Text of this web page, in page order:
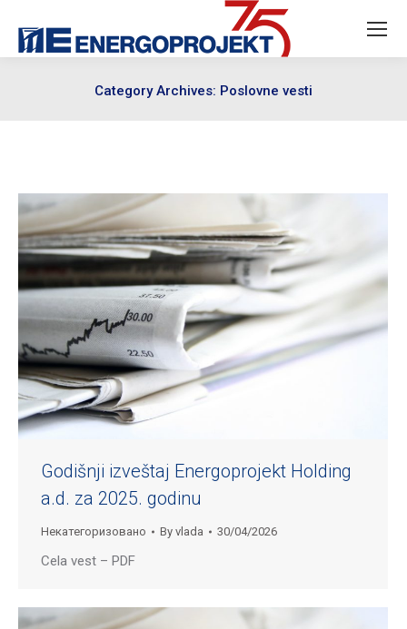
Category Archives: Poslovne vesti
Godišnji izveštaj Energoprojekt Holding
a.d. za 2025. godinu
Некатегоризовано By vlada 30/04/2026
Cela vest – PDF